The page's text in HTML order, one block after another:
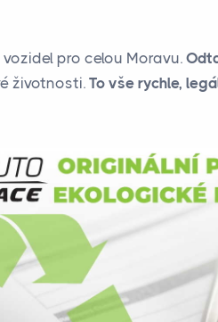
pro celou Moravu.
životnosti. To vše rychle,